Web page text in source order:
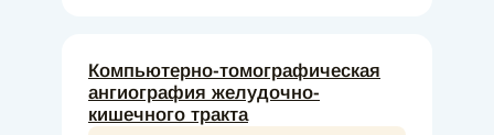
Компьютерно-томографическая
ангиография желудочно-
кишечного тракта